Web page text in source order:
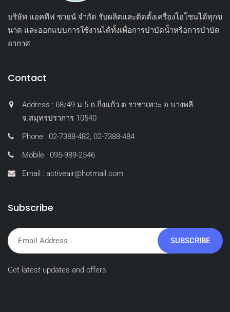
บริษัท แอคทีฟ ซายน์ จำกัด รับผลิตและติดตั้งเครื่องโอโซนได้ทุกข
นาด และออกแบบการใช้งานได้ทั้งเพื่อการบำบัดน้ำหรือการบำบัด
อากาศ
Contact
Address : 68/49 ม.5 ถ.กิ่งแก้ว ต.ราชาเทวะ อ.บางพลี
จ.สมุทรปราการ 10540
Phone : 02-7388-482, 02-7388-484
Mobile : 095-989-2546
Email : activeair@hotmail.com
Subscribe
SUBSCRIBE
Get latest updates and offers.